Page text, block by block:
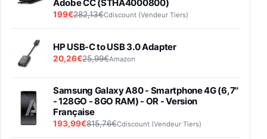
Adobe CC (STHA4000800)
199€282,13€Cdiscount (Vendeur Tiers)
HP USB-C to USB 3.0 Adapter
20,26€25,99€Amazon
Samsung Galaxy A80 - Smartphone 4G (6,7''
- 128GO - 8GO RAM) - OR - Version
Française
193,99€815,76€Cdiscount (Vendeur Tiers)